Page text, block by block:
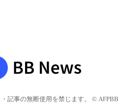
記事の無断使用を禁じます。 © AFPBB